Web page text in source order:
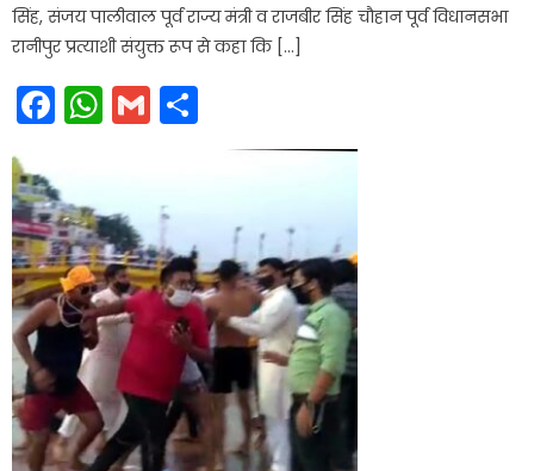
सिंह, संजय पालीवाल पूर्व राज्य मंत्री व राजबीर सिंह चौहान पूर्व विधानसभा
रानीपुर प्रत्याशी संयुक्त रूप से कहा कि […]
Facebook
WhatsApp
Gmail